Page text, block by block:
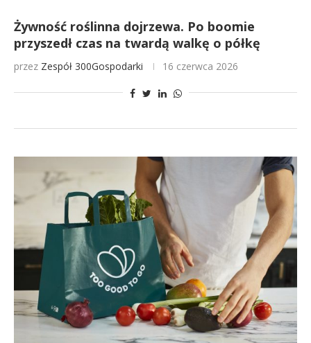
Żywność roślinna dojrzewa. Po boomie
przyszedł czas na twardą walkę o półkę
przez Zespół 300Gospodarki 16 czerwca 2026